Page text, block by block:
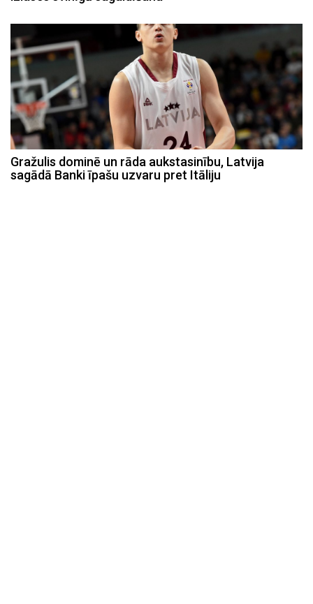
Gražulis dominē un rāda aukstasinību, Latvija
sagādā Banki īpašu uzvaru pret Itāliju